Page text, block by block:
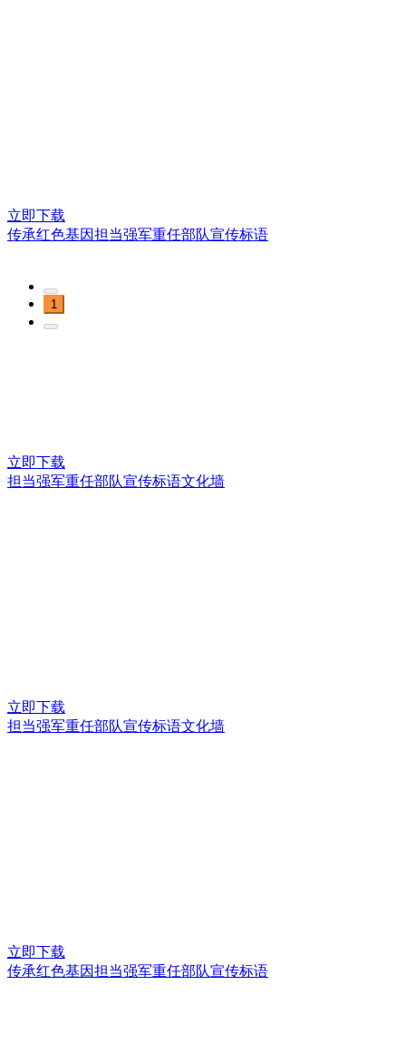
立即下载
传承红色基因担当强军重任部队宣传标语
立即下载
担当强军重任部队宣传标语文化墙
立即下载
担当强军重任部队宣传标语文化墙
立即下载
传承红色基因担当强军重任部队宣传标语
1